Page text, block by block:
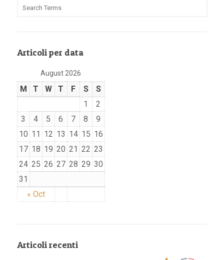
Articoli per data
August 2026
M T W T F S S
« Oct
1
2
3
4 5 6 7 8
9
10 11 12 13 14 15 16
17 18 19 20 21 22 23
24 25 26 27 28 29 30
31
Articoli recenti